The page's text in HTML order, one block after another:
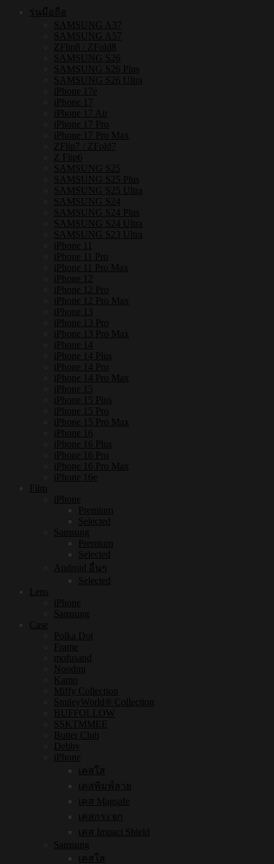
รุ่นมือถือ
SAMSUNG A37
SAMSUNG A57
ZFlip8 / ZFold8
SAMSUNG S26
SAMSUNG S26 Plus
SAMSUNG S26 Ultra
iPhone 17e
iPhone 17
iPhone 17 Air
iPhone 17 Pro
iPhone 17 Pro Max
ZFlip7 / ZFold7
Z Flip6
SAMSUNG S25
SAMSUNG S25 Plus
SAMSUNG S25 Ultra
SAMSUNG S24
SAMSUNG S24 Plus
SAMSUNG S24 Ultra
SAMSUNG S23 Ultra
iPhone 11
iPhone 11 Pro
iPhone 11 Pro Max
iPhone 12
iPhone 12 Pro
iPhone 12 Pro Max
iPhone 13
iPhone 13 Pro
iPhone 13 Pro Max
iPhone 14
iPhone 14 Plus
iPhone 14 Pro
iPhone 14 Pro Max
iPhone 15
iPhone 15 Plus
iPhone 15 Pro
iPhone 15 Pro Max
iPhone 16
iPhone 16 Plus
iPhone 16 Pro
iPhone 16 Pro Max
iPhone 16e
Film
iPhone
Premium
Selected
Samsung
Premium
Selected
Android อื่นๆ
Selected
Lens
iPhone
Samsung
Case
Polka Dot
Frame
mofusand
Noodmi
Kamo
Miffy Collection
SmileyWorld® Collection
BUFFOLLOW
SSKTMMEE
Butter Club
Debby
iPhone
เคสใส
เคสพิมพ์ลาย
เคส Magsafe
เคสกระจก
เคส Impact Shield
Samsung
เคสใส